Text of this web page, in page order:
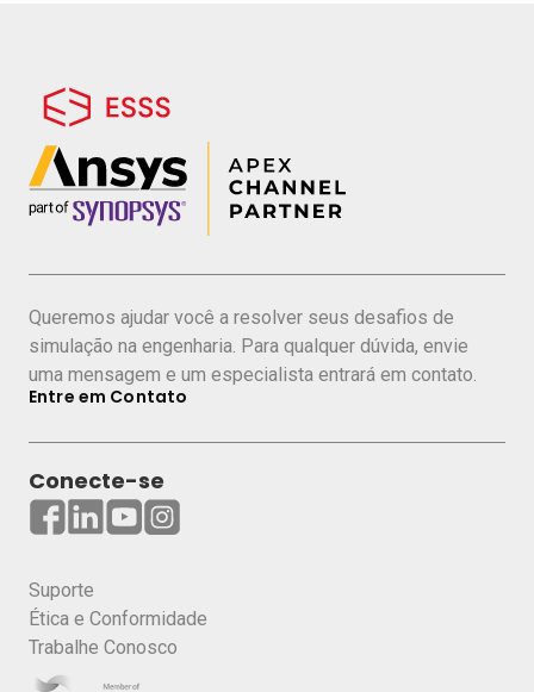
Erosão em Linhas e Equipamentos;
Previsão de Regimes de Escomento
Multifásico;
Prevenção na Formação de Hidratos.
Simulação e Análise em Plantas de
Avaliação de Isolamento em Equipamentos
Submarinos
Vibração/Movimento Induzido por Vórtices em
Equipamentos Offshore
Metodologia para Avaliação de Processo de
Submarino, apresentado por FMC
Technologies
Queremos ajudar você a resolver seus desafios de
simulação na engenharia. Para qualquer dúvida, envie
uma mensagem e um especialista entrará em contato.
Entre em Contato
Conecte-se
Suporte
Ética e Conformidade
Trabalhe Conosco